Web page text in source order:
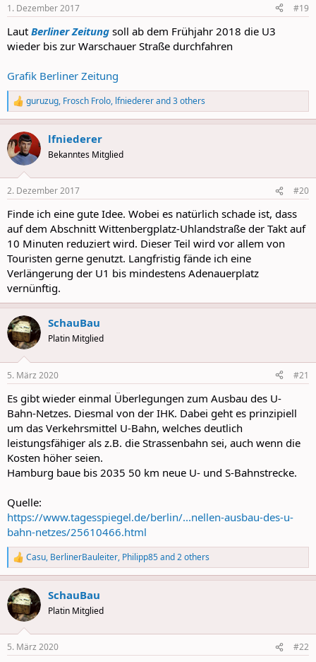
s
1. Dezember 2017 #19
Laut Berliner Zeitung soll ab dem Frühjahr 2018 die U3
wieder bis zur Warschauer Straße durchfahren
Grafik Berliner Zeitung
R
e
a
c
t
i
s
guruzug, Frosch Frolo, lfniedererand 3 others
lfniederer
Bekanntes Mitglied
2. Dezember 2017 #20
Finde ich eine gute Idee. Wobei es natürlich schade ist, dass
auf dem Abschnitt Wittenbergplatz-Uhlandstraße der Takt auf
10 Minuten reduziert wird. Dieser Teil wird vor allem von
Touristen gerne genutzt. Langfristig fände ich eine
Verlängerung der U1 bis mindestens Adenauerplatz
vernünftig.
SchauBau
Platin Mitglied
5. März 2020 #21
Es gibt wieder einmal Überlegungen zum Ausbau des U-
Bahn-Netzes. Diesmal von der IHK. Dabei geht es prinzipiell
um das Verkehrsmittel U-Bahn, welches deutlich
leistungsfähiger als z.B. die Strassenbahn sei, auch wenn die
Kosten höher seien.
Hamburg baue bis 2035 50 km neue U- und S-Bahnstrecke.
Quelle:
https://www.tagesspiegel.de/berlin/...nellen-ausbau-des-u-
bahn-netzes/25610466.html
R
e
a
c
t
i
s
Casu, BerlinerBauleiter, Philipp85and 2 others
SchauBau
Platin Mitglied
5. März 2020 #22